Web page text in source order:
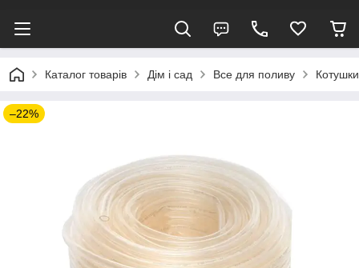
Каталог товарів Дім і сад Все для поливу
–22%